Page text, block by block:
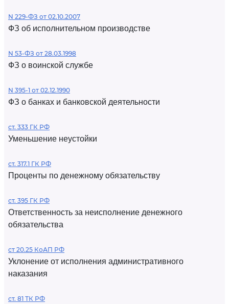
N 229-ФЗ от 02.10.2007
ФЗ об исполнительном производстве
N 53-ФЗ от 28.03.1998
ФЗ о воинской службе
N 395-1 от 02.12.1990
ФЗ о банках и банковской деятельности
ст. 333 ГК РФ
Уменьшение неустойки
ст. 317.1 ГК РФ
Проценты по денежному обязательству
ст. 395 ГК РФ
Ответственность за неисполнение денежного
обязательства
ст 20.25 КоАП РФ
Уклонение от исполнения административного
наказания
ст. 81 ТК РФ